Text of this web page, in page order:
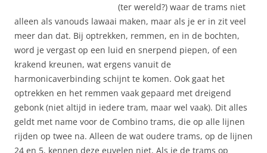
(ter wereld?) waar de trams niet
alleen als vanouds lawaai maken, maar als je er in zit veel
meer dan dat. Bij optrekken, remmen, en in de bochten,
word je vergast op een luid en snerpend piepen, of een
krakend kreunen, wat ergens vanuit de
harmonicaverbinding schijnt te komen. Ook gaat het
optrekken en het remmen vaak gepaard met dreigend
gebonk (niet altijd in iedere tram, maar wel vaak). Dit alles
geldt met name voor de Combino trams, die op alle lijnen
rijden op twee na. Alleen de wat oudere trams, op de lijnen
24 en 5, kennen deze euvelen niet. Als je de trams op